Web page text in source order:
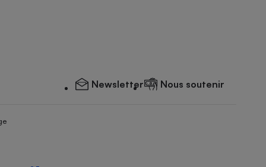
Newsletter Nous soutenir